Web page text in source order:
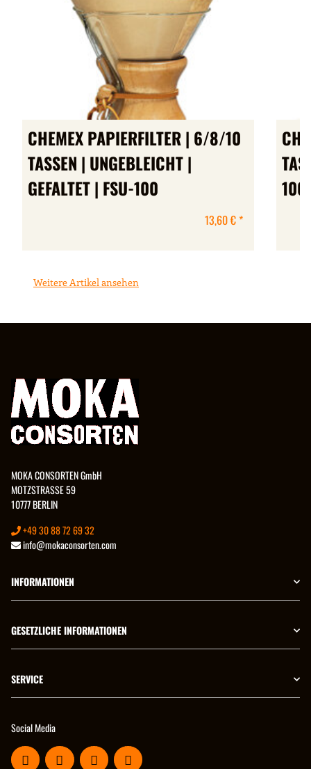
CHEMEX PAPIERFILTER | 6/8/10
TASSEN | UNGEBLEICHT |
GEFALTET | FSU-100
13,60 € *
00
Weitere Artikel ansehen
MOKA CONSORTEN GmbH
MOTZSTRASSE 59
10777 BERLIN
+49 30 88 72 69 32
info@mokaconsorten.com
INFORMATIONEN
GESETZLICHE INFORMATIONEN
SERVICE
Social Media